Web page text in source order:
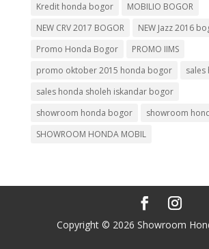
Kredit honda bogor
MOBILIO BOGOR
NEW CRV 2017 BOGOR
NEW Jazz 2016
Promo Honda Bogor
PROMO IIMS
promo oktober 2015 honda bogor
sales honda sholeh iskandar bogor
showroom honda bogor
showroom
SHOWROOM HONDA MOBIL
Copyright © 2026 Showroom